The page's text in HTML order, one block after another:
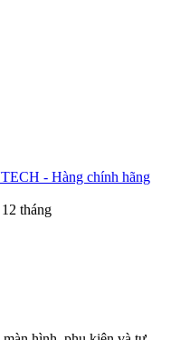
- Hàng chính hãng
tháng